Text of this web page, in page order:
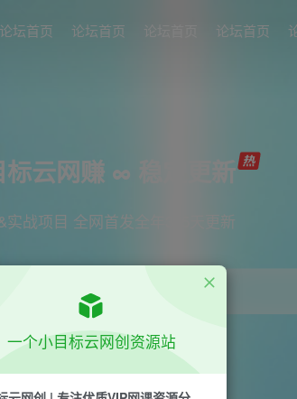
论坛首页 论坛首页 论坛首页 论坛首页
标云网赚 ∞ 稳定更新
实战项目 全网首发全年365天更新
引流 短视频 抖音 剪辑 小红书
一个小目标云网创资源站